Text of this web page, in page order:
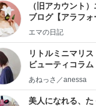
（旧アカウント
ブログ【アラフォ
社売却セカンドラ
エマの日記
リトルミニマリス
ビューティコラ
little
あねっさ／anessa
美人になれる、た